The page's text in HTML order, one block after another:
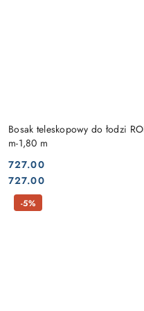
Bosak teleskopowy do łodzi
m-1,80 m
Cena:
727.00
Cena:
727.00
-5%